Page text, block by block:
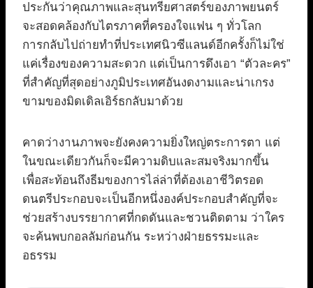
ประกันว่าคุณภาพและสุนทรียศาสตร์ของภาพยนตร์
จะสอดคล้องกับไตรภาคที่ครองใจแฟน ๆ ทั่วโลก
การกลับไปถ่ายทำที่ประเทศนิวซีแลนด์อีกครั้งก็ไม่ใช่
แค่เรื่องของความสะดวก แต่เป็นการดึงเอา “ตัวละคร”
ที่สำคัญที่สุดอย่างภูมิประเทศอันงดงามและน่าเกรง
ขามของมิดเดิลเอิร์ธกลับมาด้วย
คาดว่างานภาพจะยังคงความยิ่งใหญ่ตระการตา แต่
ในขณะเดียวกันก็จะมีความดิบและสมจริงมากขึ้น
เพื่อสะท้อนถึงธีมของการไล่ล่าที่ต้องเอาชีวิตรอด
ดนตรีประกอบจะเป็นอีกหนึ่งองค์ประกอบสำคัญที่จะ
ช่วยสร้างบรรยากาศที่กดดันและชวนติดตาม ว่าใคร
จะค้นพบกอลลัมก่อนกัน ระหว่างฝ่ายธรรมะและ
อธรรม